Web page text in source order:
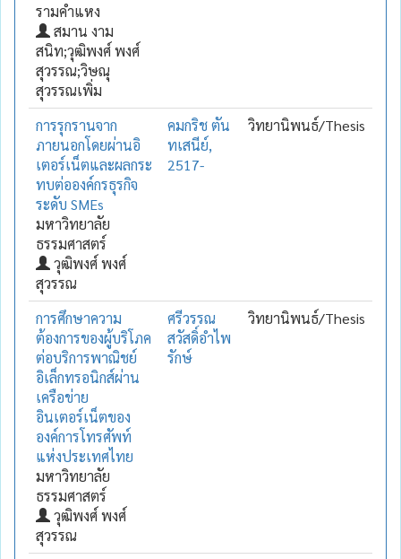
รามคำแหง
สมาน งาม
สนิท;วุฒิพงศ์ พงศ์
สุวรรณ;วิษณุ
สุวรรณเพิ่ม
การรุกรานจาก
ภายนอกโดยผ่านอิ
เตอร์เน็ตและผลกระ
ทบต่อองค์กรธุรกิจ
ระดับ SMEs
มหาวิทยาลัย
ธรรมศาสตร์
วุฒิพงศ์ พงศ์
สุวรรณ
คมกริช ตัน
ทเสนีย์,
2517-
วิทยานิพนธ์/Thesis
การศึกษาความ
ต้องการของผู้บริโภค
ต่อบริการพาณิชย์
อิเล็กทรอนิกส์ผ่าน
เครือข่าย
อินเตอร์เน็ตของ
องค์การโทรศัพท์
แห่งประเทศไทย
มหาวิทยาลัย
ธรรมศาสตร์
วุฒิพงศ์ พงศ์
สุวรรณ
ศรีวรรณ
สวัสดิ์อำไพ
รักษ์
วิทยานิพนธ์/Thesis